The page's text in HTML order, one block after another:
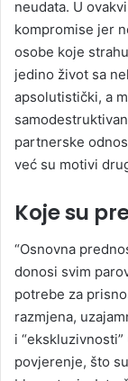
neudata. U
kompromise jer
osobe koje
jedino život sa
apsolutistički, a
partnerske
već su motivi
Koje su
“Osnovna
donosi svim
potrebe za
razmjena,
i
povjerenje, što